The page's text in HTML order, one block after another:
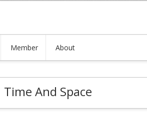
Member About
Time And Space